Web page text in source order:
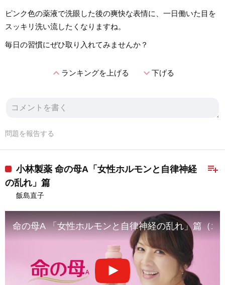
ピンク色の薬液で洗眼した後の爽快な表情に、一日働いた目を
スッキリ洗い流したくなりますね。
毎日の習慣にぜひ取り入れてみませんか？
expand_lessランキングを上げる expand_more下げる
問題を報告する
playlist_add
小林製薬 命の母A「女性ホルモンと自律神経
の乱れ」篇
飯島直子
命の⺟A 「⼥性ホルモンと⾃律神経の乱れ」篇（